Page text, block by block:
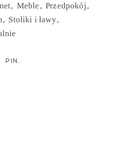
Meble Przedpokój
Stoliki i ławy
PIN